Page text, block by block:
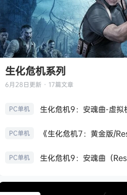
生化危机系列
6月28日更新 · 17篇文章
PC单机
PC单机
PC单机